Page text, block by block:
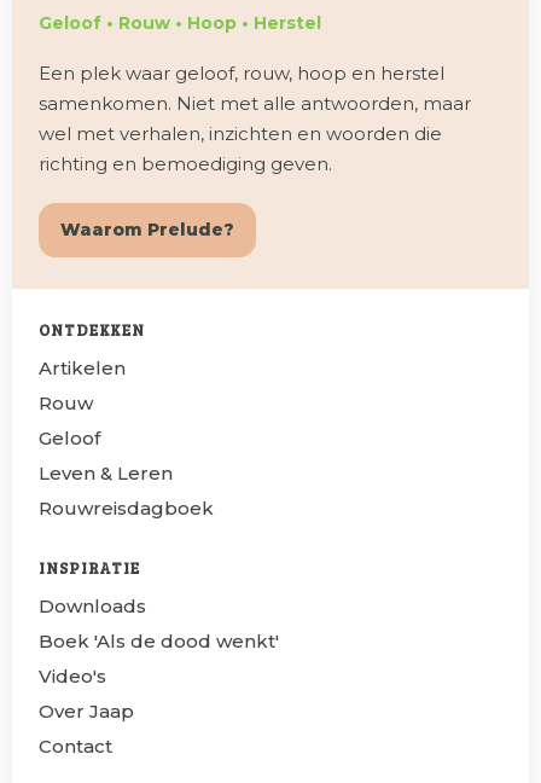
Geloof • Rouw • Hoop • Herstel
Een plek waar geloof, rouw, hoop en herstel
samenkomen. Niet met alle antwoorden, maar
wel met verhalen, inzichten en woorden die
richting en bemoediging geven.
Waarom Prelude?
ONTDEKKEN
Artikelen
Rouw
Geloof
Leven & Leren
Rouwreisdagboek
INSPIRATIE
Downloads
Boek 'Als de dood wenkt'
Video's
Over Jaap
Contact